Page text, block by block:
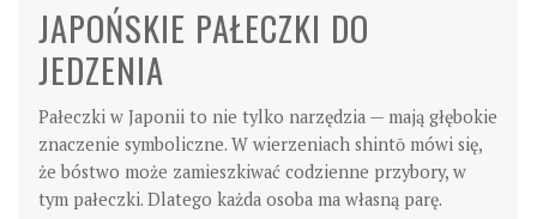
JAPOŃSKIE PAŁECZKI DO
JEDZENIA
Pałeczki w Japonii to nie tylko narzędzia — mają głębokie
znaczenie symboliczne. W wierzeniach shintō mówi się,
że bóstwo może zamieszkiwać codzienne przybory, w
tym pałeczki. Dlatego każda osoba ma własną parę.